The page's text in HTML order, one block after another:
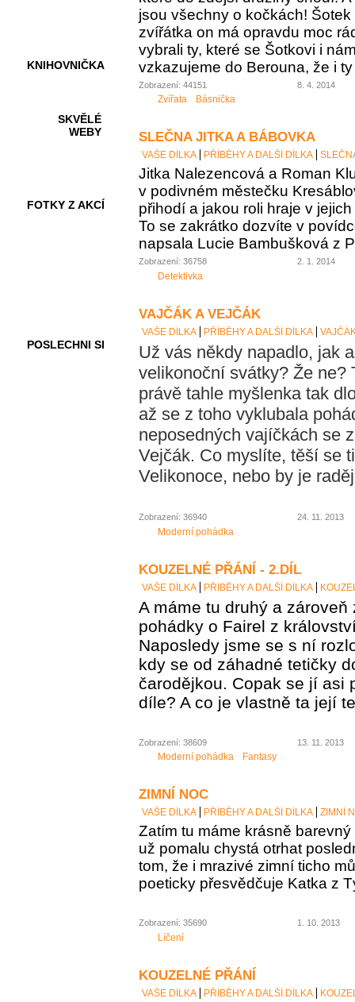
KNIHOVNIČKA
SKVĚLÉ
WEBY
FOTKY Z AKCÍ
POSLECHNI SI
jsou všechny o kočkách!
zvířátka on má opravdu moc
vybrali ty, které se Šotkovi i
vzkazujeme do Berouna, že i
Zobrazení: 44151 8. 4. 2014
Zvířata Básnička
SLEČNA JITKA A BÁBOVKA
VAŠE DÍLKA PŘÍBĚHY A DALŠÍ DÍLKA
Jitka Nalezencová a Roman
v podivném městečku
přihodí a jakou roli hraje v
To se zakrátko dozvíte v
napsala Lucie Bambušková z
Zobrazení: 36758 2. 1. 2014
Detektivka
VAJČÁK A VEJČÁK
VAŠE DÍLKA PŘÍBĚHY A DALŠÍ DÍLKA
Už vás někdy napadlo, jak
velikonoční svátky? Že ne?
právě tahle myšlenka tak
až se z toho vyklubala
neposedných vajíčkách se
Vejčák. Co myslíte, těší se
Velikonoce, nebo by je
Zobrazení: 36940 24. 11. 2013
Moderní pohádka
KOUZELNÉ PŘÁNÍ - 2.DÍL
VAŠE DÍLKA PŘÍBĚHY A DALŠÍ DÍLKA
A máme tu druhý a zároveň
pohádky o Fairel z
Naposledy jsme se s ní
kdy se od záhadné tetičky
čarodějkou. Copak se jí asi
díle? A co je vlastně ta její
Zobrazení: 38609 13. 11. 2013
Moderní pohádka Fantasy
ZIMNÍ NOC
VAŠE DÍLKA PŘÍBĚHY A DALŠÍ DÍLKA ZIMNÍ
Zatím tu máme krásně
už pomalu chystá otrhat
tom, že i mrazivé zimní ticho
poeticky přesvědčuje Katka z
Zobrazení: 35690 1. 10. 2013
Líčení
KOUZELNÉ PŘÁNÍ
VAŠE DÍLKA PŘÍBĚHY A DALŠÍ DÍLKA